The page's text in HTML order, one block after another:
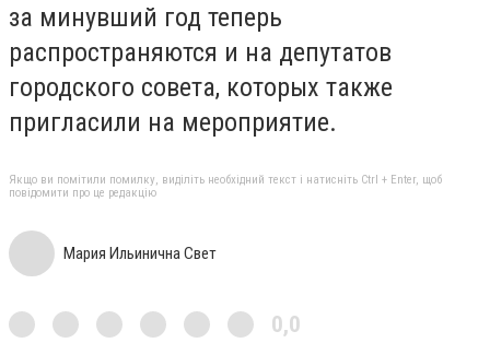
за минувший год теперь
распространяются и на депутатов
городского совета, которых также
пригласили на мероприятие.
Якщо ви помітили помилку, виділіть необхідний текст і натисніть Ctrl + Enter, щоб
повідомити про це редакцію
Мария Ильинична Свет
0,0